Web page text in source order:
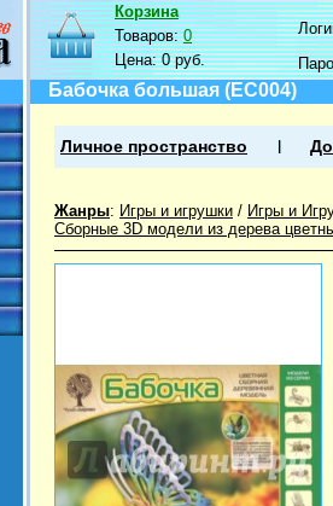
Корзина
Товаров:0
Цена:0 руб.
Бабочка большая (EC004)
Личное пространство
Жанры: Игры и игрушки / Игры и
Сборные 3D модели из дерева